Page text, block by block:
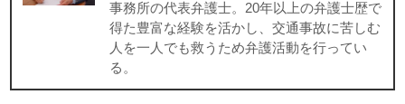
事務所の代表弁護士。20年以上の弁護士歴で
得た豊富な経験を活かし、交通事故に苦しむ
人を一人でも救うため弁護活動を行ってい
る。